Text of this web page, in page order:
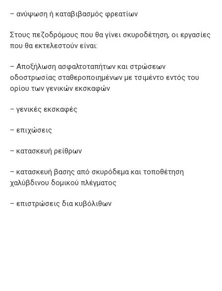
– ανύψωση ή καταβιβασμός φρεατίων
Στους πεζοδρόμους που θα γίνει σκυροδέτηση, οι εργασίες
που θα εκτελεστούν είναι:
– Αποξήλωση ασφαλτοταπήτων και στρώσεων
οδοστρωσίας σταθεροποιημένων με τσιμέντο εντός του
ορίου των γενικών εκσκαφών
– γενικές εκσκαφές
– επιχώσεις
– κατασκευή ρείθρων
– κατασκευή βασης από σκυρόδεμα και τοποθέτηση
χαλύβδινου δομικού πλέγματος
– επιστρώσεις δια κυβόλιθων